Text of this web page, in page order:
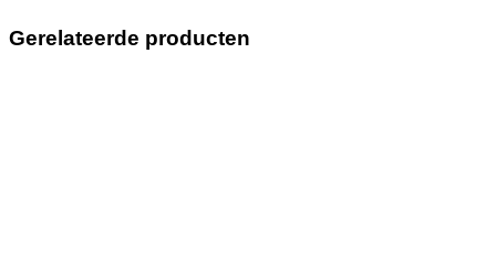
free
Gerelateerde producten